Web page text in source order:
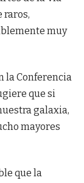
raros,
muy
la Conferencia
que si
galaxia,
mayores
que la